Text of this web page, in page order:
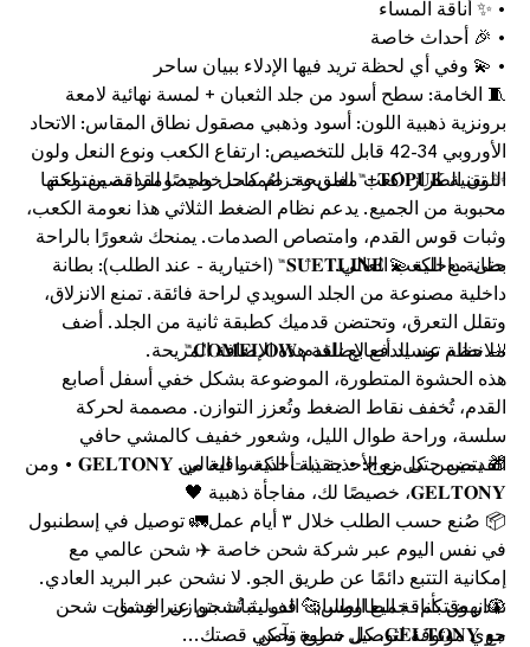
• ✨ أناقة المساء
• 🎉 أحداث خاصة
• 💫 وفي أي لحظة تريد فيها الإدلاء ببيان ساحر
🧵 الخامة: سطح أسود من جلد الثعبان + لمسة نهائية لامعة
برونزية ذهبية اللون: أسود وذهبي مصقول نطاق المقاس: الاتحاد
الأوروبي 34-42 قابل للتخصيص: ارتفاع الكعب ونوع النعل ولون
اللون الطراز: كعب مغلق وحزام كاحل واحد ومقدمة مفتوحة
✨ تقنية 𝐓𝐎𝐏𝐔𝐊+™ المريحة. صُممت خصيصًا للراقصين، لكنها
محبوبة من الجميع. يدعم نظام الضغط الثلاثي هذا نعومة الكعب،
وثبات قوس القدم، وامتصاص الصدمات. يمنحك شعورًا بالراحة
حتى مع الكعب العالي.
بطانة داخلية 💫 𝐒𝐔̈𝐄𝐓𝐋𝐈̇𝐍𝐄™ (اختيارية - عند الطلب): بطانة
داخلية مصنوعة من الجلد السويدي لراحة فائقة. تمنع الانزلاق،
وتقلل التعرق، وتحتضن قدميك كطبقة ثانية من الجلد. أضف
ملاحظة عند الدفع لإضافة هذه الإضافة المريحة.
🦶 نظام توسيد أصابع القدم 𝐂𝐎𝐌𝐅𝐋𝐎𝐖™
هذه الحشوة المتطورة، الموضوعة بشكل خفي أسفل أصابع
القدم، تُخفف نقاط الضغط وتُعزز التوازن. مصممة لحركة
سلسة، وراحة طوال الليل، وشعور خفيف كالمشي حافي
القدمين حتى مع الأحذية ذات الكعب العالي.
🎁 يتضمن كل زوج: • حقيبة أحذية واقية من 𝐆𝐄𝐋𝐓𝐎𝐍𝐘 • ومن
𝐆𝐄𝐋𝐓𝐎𝐍𝐘، خصيصًا لك، مفاجأة ذهبية 🖤
📦 صُنع حسب الطلب خلال ٣ أيام عمل🚛 توصيل في إسطنبول
في نفس اليوم عبر شركة شحن خاصة ✈️ شحن عالمي مع
إمكانية التتبع دائمًا عن طريق الجو. لا نشحن عبر البريد العادي.
نقدر وقتكم. جميع الطلبات الدولية تُشحن عبر خدمات شحن
جوي موثوقة لتوصيل سريع وآمن.
🦚انهض بأناقة الطاووس🐆 قف بثبات بتوازن الوشق
مع 𝐆𝐄𝐋𝐓𝐎𝐍𝐘، كل خطوة تحكي قصتك...